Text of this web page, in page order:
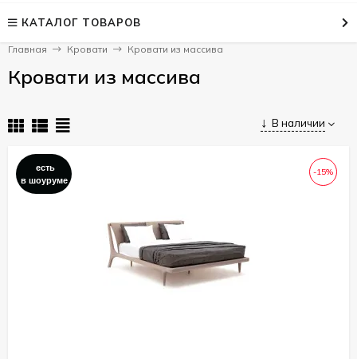
КАТАЛОГ ТОВАРОВ
Главная Кровати Кровати из массива
Кровати из массива
В наличии
-15%
есть
в шоуруме